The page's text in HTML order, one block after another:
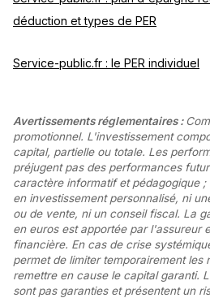
déduction et types de PER
Service-public.fr : le PER individuel
Avertissements réglementaires :
promotionnel. L'investissement
capital, partielle ou totale. Les
préjugent pas des performances
caractère informatif et pédagogique
en investissement personnalisé, ni
ou de vente, ni un conseil fiscal. La
en euros est apportée par l'assureur
financière. En cas de crise
permet de limiter temporairement les
remettre en cause le capital garanti.
sont pas garanties et présentent un